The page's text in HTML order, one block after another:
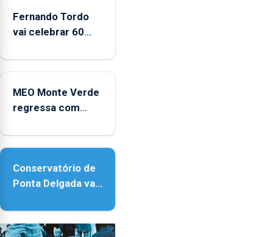
Fernando Tordo
vai celebrar 60
no Coliseu
MEO Monte Verde
regressa com
acessibilidade
Conservatório de
Ponta Delgada vai
instrumentos